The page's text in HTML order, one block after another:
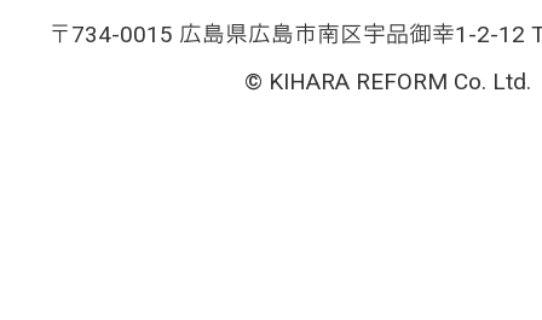
〒734-0015 広島県広島市南区宇品御幸1-2-12
© KIHARA REFORM Co. Ltd.